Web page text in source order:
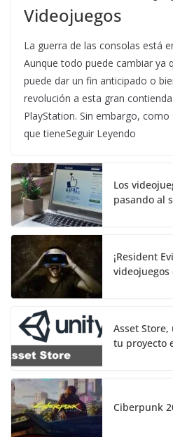
Videojuegos
La guerra de las consolas está
Aunque todo puede cambiar ya
puede dar un fin anticipado o
revolución a esta gran
PlayStation. Sin embargo,
que tieneSeguir Leyendo
Los
pasando al
¡Resident
Asset
tu proyecto
Ciberpunk